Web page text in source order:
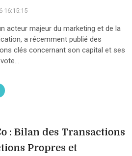
16:15:15
acteur majeur du marketing et de la
a récemment publié des
clés concernant son capital et ses
: Bilan des Transactions
Propres et